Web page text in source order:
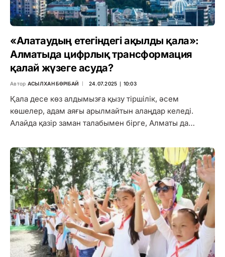
«Алатаудың етегіндегі ақылды қала»:
Алматыда цифрлық трансформация
қалай жүзеге асуда?
Автор АСЫЛХАН БӨРІБАЙ 24.07.2025 ∣ 10:03
Қала десе көз алдымызға қызу тіршілік, әсем
көшелер, адам аяғы арылмайтын алаңдар келеді.
Алайда қазір заман талабымен бірге, Алматы да…